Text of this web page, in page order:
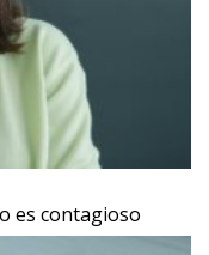
es contagioso